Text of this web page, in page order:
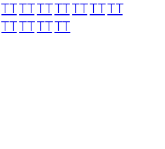
TTTTTTTTTTTTTT
TTTTTTTT